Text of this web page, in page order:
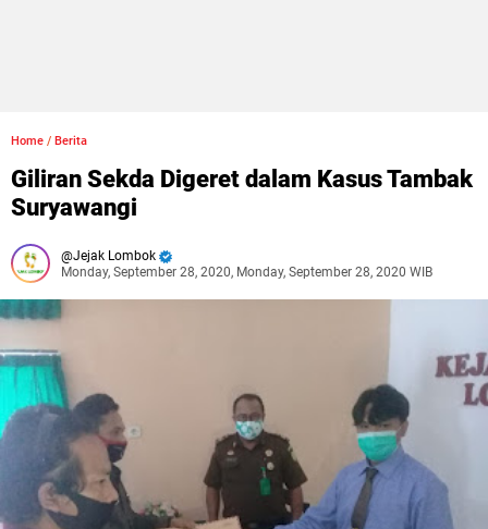
Home / Berita
Giliran Sekda Digeret dalam Kasus Tambak
Suryawangi
Jejak Lombok
Monday, September 28, 2020, Monday, September 28, 2020 WIB